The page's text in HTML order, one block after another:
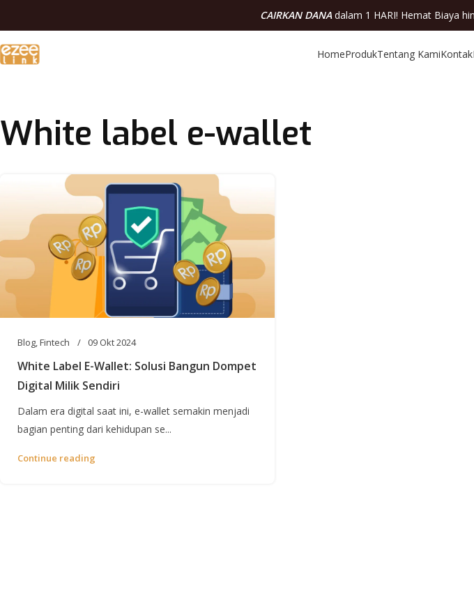
CAIRKAN DANAdalam 1 HARI! Hemat Biaya
HomeProdukTentang KamiKontak
White label e-wallet
Blog,Fintech 09 Okt 2024
White Label E-Wallet: Solusi Bangun Dompet
Digital Milik Sendiri
Dalam era digital saat ini, e-wallet semakin menjadi
bagian penting dari kehidupan se...
Continue reading